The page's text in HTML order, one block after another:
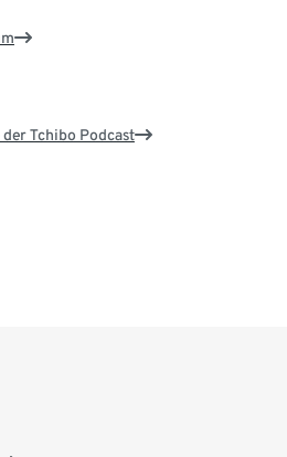
der Tchibo Podcast